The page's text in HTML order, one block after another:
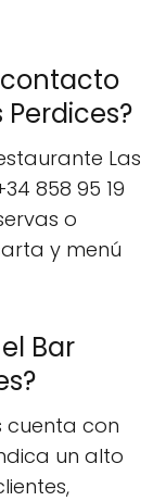
Las
858 95 19
o
y menú
Bar
cuenta con
un alto